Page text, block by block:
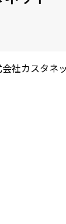
社カスタネ